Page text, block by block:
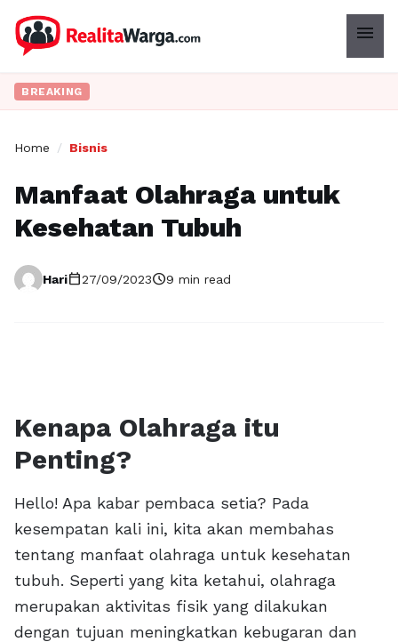
menu
BREAKING
Home / Bisnis
Manfaat Olahraga untuk
Kesehatan Tubuh
Haricalendar_today27/09/2023schedule9 min read
Kenapa Olahraga itu
Penting?
Hello! Apa kabar pembaca setia? Pada
kesempatan kali ini, kita akan membahas
tentang manfaat olahraga untuk kesehatan
tubuh. Seperti yang kita ketahui, olahraga
merupakan aktivitas fisik yang dilakukan
dengan tujuan meningkatkan kebugaran dan